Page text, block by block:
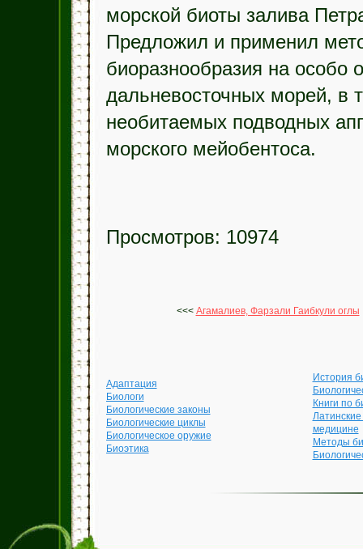
морской биоты залива
Предложил и применил
биоразнообразия на особо
дальневосточных морей, в
необитаемых подводных
морского мейобентоса.
Просмотров: 10974
<<< Агамалиев, Фарзали Гаибкули оглы
Адаптация
Биологи
Биологические законы
Биологические циклы
Биологическое оружие
Биоэтика
История
Книги по
медицине
Методы